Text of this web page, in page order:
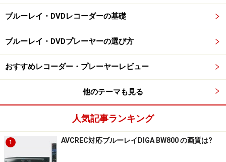
ブルーレイ・DVDレコーダーの基礎
ブルーレイ・DVDプレーヤーの選び方
おすすめレコーダー・プレーヤーレビュー
他のテーマも見る
人気記事ランキング
1 AVCREC対応ブルーレイDIGA BW800 の画質は?